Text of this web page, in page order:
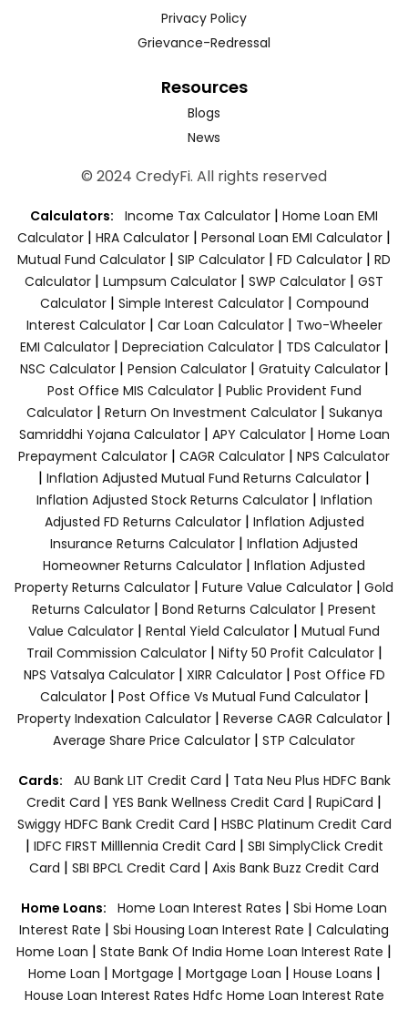
Privacy Policy
Grievance-Redressal
Resources
Blogs
News
© 2024 CredyFi. All rights reserved
Calculators: Income Tax Calculator | Home Loan EMI
Calculator | HRA Calculator | Personal Loan EMI Calculator |
Mutual Fund Calculator | SIP Calculator | FD Calculator | RD
Calculator | Lumpsum Calculator | SWP Calculator | GST
Calculator| Simple Interest Calculator| Compound
Interest Calculator| Car Loan Calculator| Two-Wheeler
EMI Calculator| Depreciation Calculator| TDS Calculator|
NSC Calculator| Pension Calculator| Gratuity Calculator|
Post Office MIS Calculator| Public Provident Fund
Calculator| Return On Investment Calculator| Sukanya
Samriddhi Yojana Calculator| APY Calculator| Home Loan
Prepayment Calculator | CAGR Calculator | NPS Calculator
| Inflation Adjusted Mutual Fund Returns Calculator |
Inflation Adjusted Stock Returns Calculator| Inflation
Adjusted FD Returns Calculator| Inflation Adjusted
Insurance Returns Calculator | Inflation Adjusted
Homeowner Returns Calculator | Inflation Adjusted
Property Returns Calculator | Future Value Calculator | Gold
Returns Calculator | Bond Returns Calculator | Present
Value Calculator | Rental Yield Calculator | Mutual Fund
Trail Commission Calculator| Nifty 50 Profit Calculator|
NPS Vatsalya Calculator| XIRR Calculator| Post Office FD
Calculator| Post Office Vs Mutual Fund Calculator|
Property Indexation Calculator | Reverse CAGR Calculator |
Average Share Price Calculator | STP Calculator
Cards: AU Bank LIT Credit Card | Tata Neu Plus HDFC Bank
Credit Card | YES Bank Wellness Credit Card | RupiCard |
Swiggy HDFC Bank Credit Card | HSBC Platinum Credit Card
| IDFC FIRST Milllennia Credit Card | SBI SimplyClick Credit
Card | SBI BPCL Credit Card | Axis Bank Buzz Credit Card
Home Loans: Home Loan Interest Rates | Sbi Home Loan
Interest Rate | Sbi Housing Loan Interest Rate | Calculating
Home Loan | State Bank Of India Home Loan Interest Rate |
Home Loan | Mortgage | Mortgage Loan | House Loans |
House Loan Interest Rates Hdfc Home Loan Interest Rate